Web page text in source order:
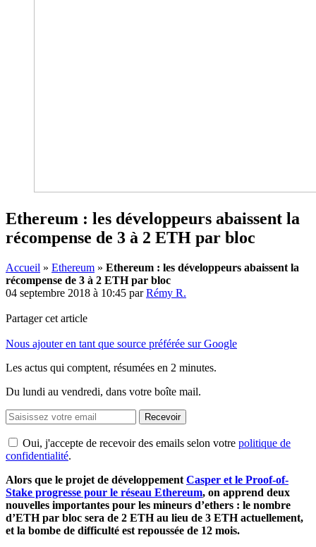
Ethereum : les développeurs abaissent la
récompense de 3 à 2 ETH par bloc
Accueil » Ethereum » Ethereum : les développeurs abaissent la
récompense de 3 à 2 ETH par bloc
04 septembre 2018 à 10:45 parRémy R.
Partager cet article
Nous ajouter en tant que source préférée sur Google
Les actus qui comptent, résumées en 2 minutes.
Du lundi au vendredi, dans votre boîte mail.
Recevoir
Oui, j'accepte de recevoir des emails selon votre politique de
confidentialité.
Alors que le projet de développement Casper et le Proof-of-
Stake progresse pour le réseau Ethereum, on apprend deux
nouvelles importantes pour les mineurs d’ethers : le nombre
d’ETH par bloc sera de 2 ETH au lieu de 3 ETH actuellement,
et la bombe de difficulté est repoussée de 12 mois.